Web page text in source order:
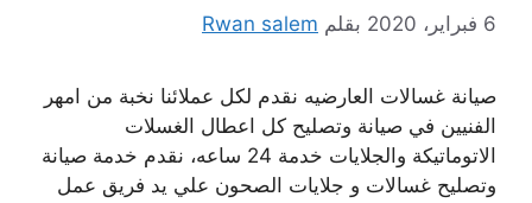
6 فبراير، 2020 بقلم Rwan salem
صيانة غسالات العارضيه نقدم لكل عملائنا نخبة من امهر
الفنيين في صيانة وتصليح كل اعطال الغسلات
الاتوماتيكة والجلايات خدمة 24 ساعه، نقدم خدمة صيانة
وتصليح غسالات و جلايات الصحون علي يد فريق عمل